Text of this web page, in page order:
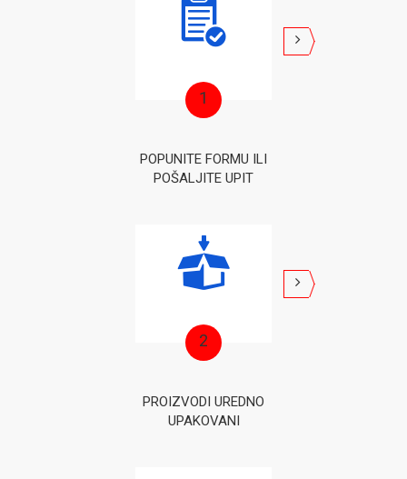
1
POPUNITE FORMU ILI
POŠALJITE UPIT
2
PROIZVODI UREDNO
UPAKOVANI